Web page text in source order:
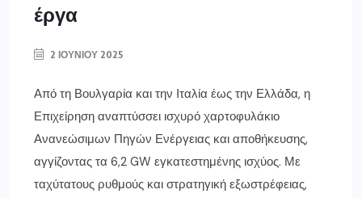
έργα
2 ΙΟΥΝΊΟΥ 2025
Από τη Βουλγαρία και την Ιταλία έως την Ελλάδα, η
Επιχείρηση αναπτύσσει ισχυρό χαρτοφυλάκιο
Ανανεώσιμων Πηγών Ενέργειας και αποθήκευσης,
αγγίζοντας τα 6,2 GW εγκατεστημένης ισχύος. Με
ταχύτατους ρυθμούς και στρατηγική εξωστρέφειας,